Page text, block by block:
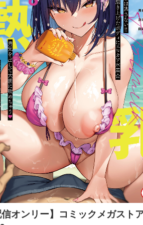
信オンリー】コミックメガスト